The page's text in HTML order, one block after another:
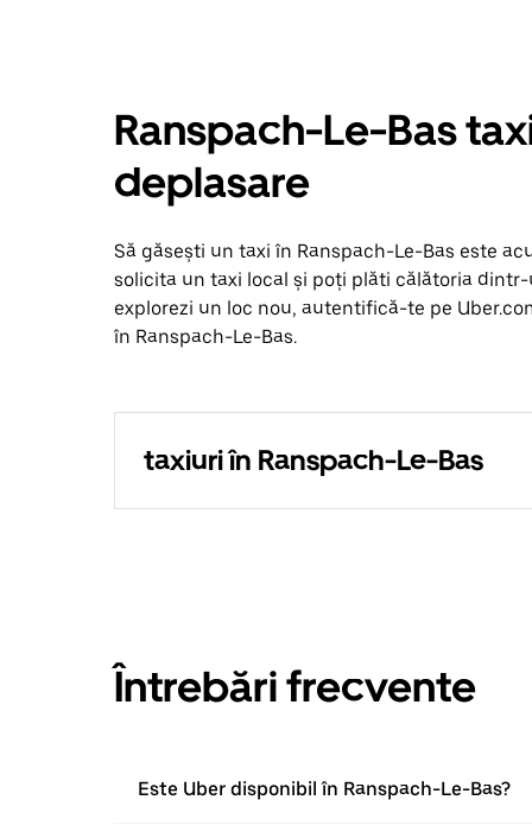
Ranspach-Le-Bas
deplasare
Să găsești un taxi în Ranspach-Le-Bas este
solicita un taxi local și poți plăti călătoria
explorezi un loc nou, autentifică-te pe
în Ranspach-Le-Bas.
taxiuri în Ranspach-Le-Bas
Întrebări frecvente
Este Uber disponibil în Ranspach-Le-Bas?